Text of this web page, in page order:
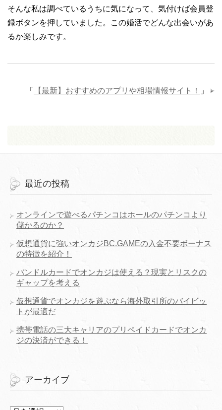
そんな私は調べているうちに気になって、気付けば会員登
録ボタンを押していました。この婚活でどんな出会いがあ
るか楽しみです。
「 【最新】おすすめのアプリや相場情報サイト！ 」
最近の投稿
オンラインで遊べるパチンコはホールのパチンコより
儲かるのか？
仮想通貨に強いオンカジBC.GAMEの入金不要ボーナス
の特徴を紹介！
バンドルカードでオンカジは使える？現実とリスクの
ギャップを考える
仮想通貨でオンカジを遊ぶなら海外取引所のバイビッ
トが最適だ
携帯電話の三大キャリアのプリペイドカードでオンカ
ジの決済ができる！
アーカイブ